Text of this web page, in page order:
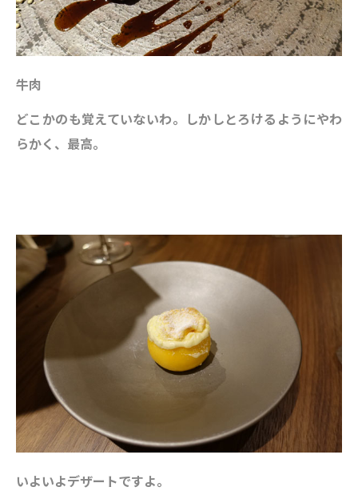
牛肉
どこかのも覚えていないわ。しかしとろけるようにやわ
らかく、最高。
いよいよデザートですよ。